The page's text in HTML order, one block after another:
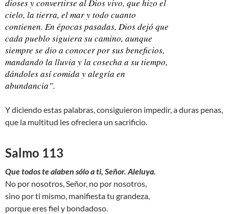
dioses y convertirse al Dios vivo, que hizo el
cielo, la tierra, el mar y todo cuanto
contienen. En épocas pasadas, Dios dejó que
cada pueblo siguiera su camino, aunque
siempre se dio a conocer por sus beneficios,
mandando la lluvia y la cosecha a su tiempo,
dándoles así comida y alegría en
abundancia”.
Y diciendo estas palabras, consiguieron impedir, a duras penas,
que la multitud les ofreciera un sacrificio.
Salmo 113
Que todos te alaben sólo a ti, Señor. Aleluya.
No por nosotros, Señor, no por nosotros,
sino por ti mismo, manifiesta tu grandeza,
porque eres fiel y bondadoso.